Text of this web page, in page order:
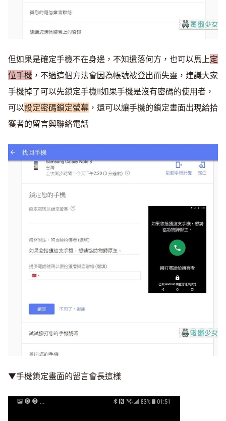
但如果是確定手機不在身邊，不知遺落何方，也可以馬上定
位手機 ，不過這個方法會因為帳號被登出而失靈，建議大家
手機掉了可以先鎖定手機!!如果手機是沒有密碼的使用者，
可以設定密碼鎖定螢幕 ，還可以讓手機的鎖定畫面出現給拾
獲者的留言與聯絡電話
▼手機鎖定畫面的留言會長這樣